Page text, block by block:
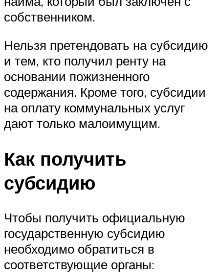
собственником.
Нельзя претендовать на субсидию
и тем, кто получил ренту на
основании пожизненного
содержания. Кроме того, субсидии
на оплату коммунальных услуг
дают только малоимущим.
Как получить
субсидию
Чтобы получить официальную
государственную субсидию
необходимо обратиться в
соответствующие органы: